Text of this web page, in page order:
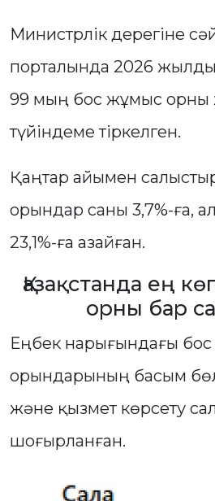
Министрлік дерегіне
порталында 2026
99 мың бос жұмыс орны
түйіндеме тіркелген.
Қаңтар айымен
орындар саны 3,7%-ға,
23,1%-ға азайған.
Қазақстанда ең
орны бар
Еңбек нарығындағы
орындарының басым
және қызмет көрсету
шоғырланған.